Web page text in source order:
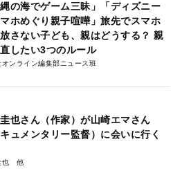
縄の海でゲーム三昧」「ディズニー
ホめぐり親子喧嘩」旅先でスマホ
さない子ども、親はどうする？ 親
したい3つのルール
オンライン編集部ニュース班
也さん（作家）が山崎エマさん
キュメンタリー監督）に会いに行く
也